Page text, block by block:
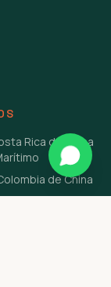
Rica de China
de China